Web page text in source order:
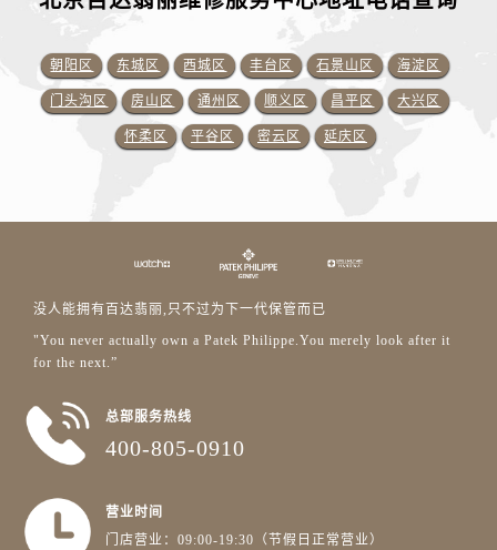
朝阳区 东城区 西城区 丰台区 石景山区 海淀区
门头沟区 房山区 通州区 顺义区 昌平区 大兴区
怀柔区 平谷区 密云区 延庆区
没人能拥有百达翡丽,只不过为下一代保管而已
"You never actually own a Patek Philippe.You merely look after it
for the next.”
总部服务热线
400-805-0910
营业时间
门店营业：09:00-19:30（节假日正常营业）